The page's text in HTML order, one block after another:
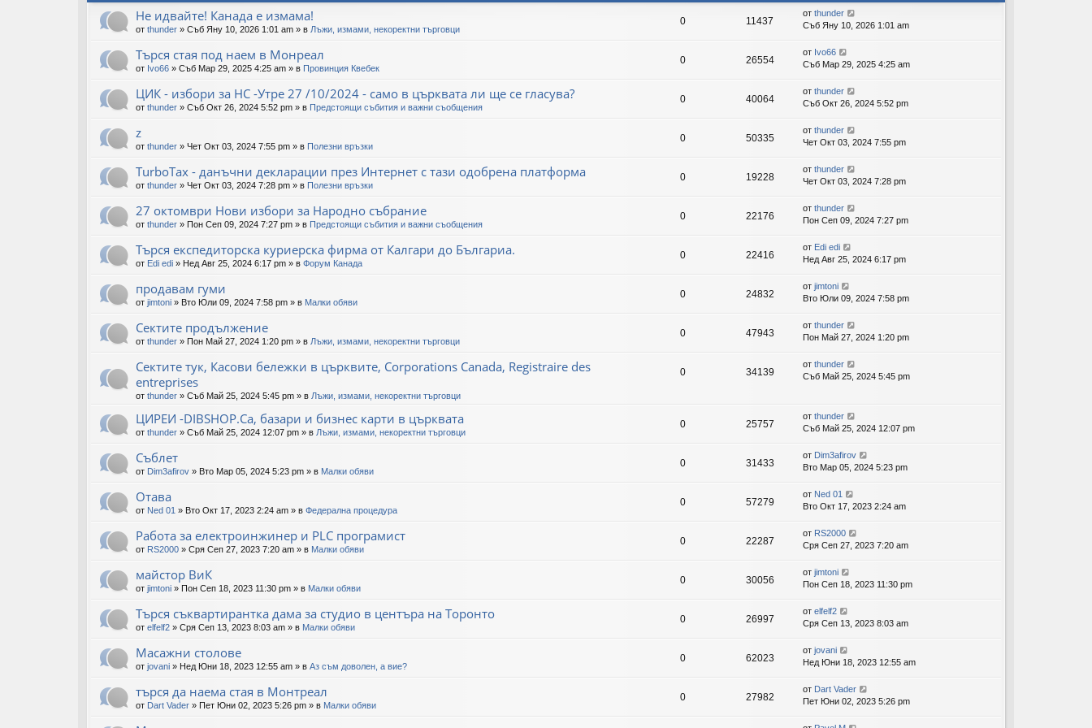
ов
ор
и
Не идвайте! Канада е измама!
от thunder » Съб Яну 10, 2026 1:01 am » в Лъжи, измами, некоректни търговци
0 11437
от thunder
Съб Яну 10, 2026 1:01 am
Търся стая под наем в Монреал
от Ivo66 » Съб Мар 29, 2025 4:25 am » в Провинция Квебек
0 26554
от Ivo66
Съб Мар 29, 2025 4:25 am
ЦИК - избори за НС -Утре 27 /10/2024 - само в църквата ли ще се гласува?
от thunder » Съб Окт 26, 2024 5:52 pm » в Предстоящи събития и важни съобщения
0 40064
от thunder
Съб Окт 26, 2024 5:52 pm
z
от thunder » Чет Окт 03, 2024 7:55 pm » в Полезни връзки
0 50335
от thunder
Чет Окт 03, 2024 7:55 pm
TurboTax - данъчни декларации през Интернет с тази одобрена платформа
от thunder » Чет Окт 03, 2024 7:28 pm » в Полезни връзки
0 19228
от thunder
Чет Окт 03, 2024 7:28 pm
27 октомври Нови избори за Народно събрание
от thunder » Пон Сеп 09, 2024 7:27 pm » в Предстоящи събития и важни съобщения
0 22176
от thunder
Пон Сеп 09, 2024 7:27 pm
Търся експедиторска куриерска фирма от Калгари до Българиа.
от Edi edi » Нед Авг 25, 2024 6:17 pm » в Форум Канада
0 22416
от Edi edi
Нед Авг 25, 2024 6:17 pm
продавам гуми
от jimtoni » Вто Юли 09, 2024 7:58 pm » в Малки обяви
0 24832
от jimtoni
Вто Юли 09, 2024 7:58 pm
Сектите продължение
от thunder » Пон Май 27, 2024 1:20 pm » в Лъжи, измами, некоректни търговци
0 47943
от thunder
Пон Май 27, 2024 1:20 pm
Сектите тук, Касови бележки в църквите, Corporations Canada, Registraire des
entreprises
от thunder » Съб Май 25, 2024 5:45 pm » в Лъжи, измами, некоректни търговци
0 34139
от thunder
Съб Май 25, 2024 5:45 pm
ЦИРЕИ -DIBSHOP.Ca, базари и бизнес карти в църквата
от thunder » Съб Май 25, 2024 12:07 pm » в Лъжи, измами, некоректни търговци
0 25757
от thunder
Съб Май 25, 2024 12:07 pm
Съблет
от Dim3afirov » Вто Мар 05, 2024 5:23 pm » в Малки обяви
0 31433
от Dim3afirov
Вто Мар 05, 2024 5:23 pm
Отава
от Ned 01 » Вто Окт 17, 2023 2:24 am » в Федерална процедура
0 57279
от Ned 01
Вто Окт 17, 2023 2:24 am
Работа за електроинжинер и PLC програмист
от RS2000 » Сря Сеп 27, 2023 7:20 am » в Малки обяви
0 22287
от RS2000
Сря Сеп 27, 2023 7:20 am
майстор ВиК
от jimtoni » Пон Сеп 18, 2023 11:30 pm » в Малки обяви
0 30056
от jimtoni
Пон Сеп 18, 2023 11:30 pm
Търся съквартирантка дама за студио в центъра на Торонто
от elfelf2 » Сря Сеп 13, 2023 8:03 am » в Малки обяви
0 26997
от elfelf2
Сря Сеп 13, 2023 8:03 am
Масажни столове
от jovani » Нед Юни 18, 2023 12:55 am » в Аз съм доволен, а вие?
0 62023
от jovani
Нед Юни 18, 2023 12:55 am
търся да наема стая в Монтреал
от Dart Vader » Пет Юни 02, 2023 5:26 pm » в Малки обяви
0 27982
от Dart Vader
Пет Юни 02, 2023 5:26 pm